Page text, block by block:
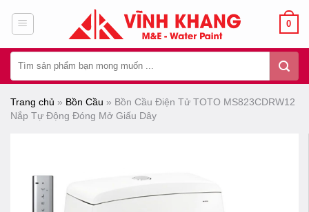
dung
0
kiếm:
Trang chủ » Bồn Cầu » Bồn Cầu Điện Tử TOTO MS823CDRW12
Nắp Tự Động Đóng Mở Giấu Dây